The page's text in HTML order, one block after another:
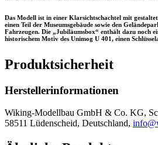
Das Modell ist in einer Klarsichtschachtel mit
einen Teil der Museumsgebäude sowie den
Fahrzeugen. Die „Jubiläumsbox“ enthält dazu noch
historischem Motiv des Unimog U 401, einen
Produktsicherheit
Herstellerinformationen
Wiking-Modellbau GmbH & Co. KG,
58511 Lüdenscheid, Deutschland,